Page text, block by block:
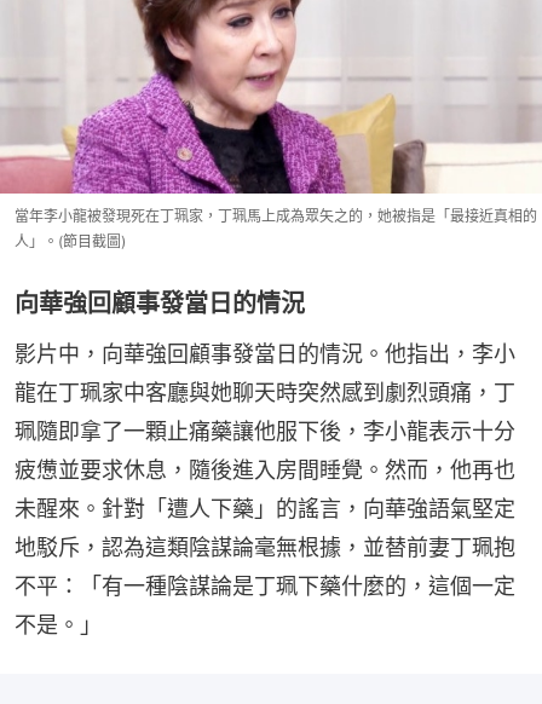
當年李小龍被發現死在丁珮家，丁珮馬上成為眾矢之的，她被指是「最接近真相的
人」。(節目截圖)
向華強回顧事發當日的情況
影片中，向華強回顧事發當日的情況。他指出，李小
龍在丁珮家中客廳與她聊天時突然感到劇烈頭痛，丁
珮隨即拿了一顆止痛藥讓他服下後，李小龍表示十分
疲憊並要求休息，隨後進入房間睡覺。然而，他再也
未醒來。針對「遭人下藥」的謠言，向華強語氣堅定
地駁斥，認為這類陰謀論毫無根據，並替前妻丁珮抱
不平：「有一種陰謀論是丁珮下藥什麼的，這個一定
不是。」